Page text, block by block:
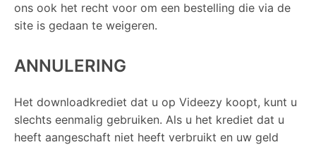
ons ook het recht voor om een ​​bestelling die via de
site is gedaan te weigeren.
ANNULERING
Het downloadkrediet dat u op Videezy koopt, kunt u
slechts eenmalig gebruiken. Als u het krediet dat u
heeft aangeschaft niet heeft verbruikt en uw geld